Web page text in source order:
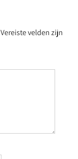
Vereiste velden zijn